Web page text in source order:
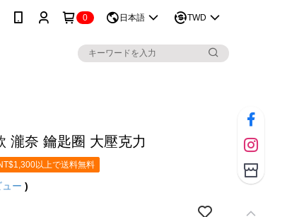
0 日本語 TWD
瀧奈 鑰匙圈 大壓克力
以上で送料無料
ー )